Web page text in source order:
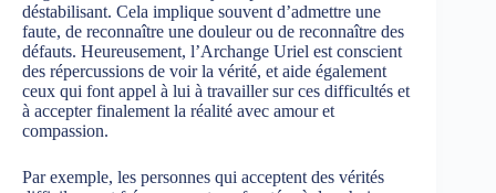
déstabilisant. Cela implique souvent d’admettre une
faute, de reconnaître une douleur ou de reconnaître des
défauts. Heureusement, l’Archange Uriel est conscient
des répercussions de voir la vérité, et aide également
ceux qui font appel à lui à travailler sur ces difficultés et
à accepter finalement la réalité avec amour et
compassion.
Par exemple, les personnes qui acceptent des vérités